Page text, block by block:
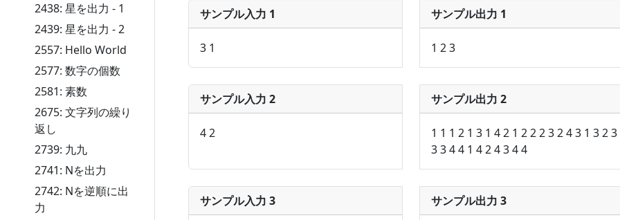
2438: 星を出力 - 1
2439: 星を出力 - 2
2557: Hello World
2577: 数字の個数
2581: 素数
2675: 文字列の繰り
返し
2739: 九九
2741: Nを出力
2742: Nを逆順に出
力
サンプル入力 1
3 1
サンプル出力 1
1 2 3
サンプル入力 2
4 2
サンプル出力 2
1 1 1 2 1 3 1 4 2 1 2 2 2 3 2 4 3 1 3 2 3
3 3 4 4 1 4 2 4 3 4 4
サンプル入力 3 サンプル出力 3